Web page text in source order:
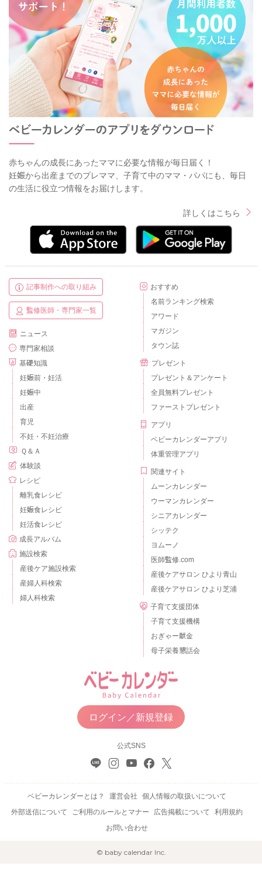
赤ちゃんの成長にあったママに必要な情報が毎日届く！
妊娠から出産までのプレママ、子育て中のママ・パパにも、毎日
の生活に役立つ情報をお届けします。
詳しくはこちら
記事制作への取り組み
監修医師・専門家一覧
ニュース
専門家相談
基礎知識
妊娠前・妊活
妊娠中
出産
育児
不妊・不妊治療
Ｑ＆Ａ
体験談
レシピ
離乳食レシピ
妊娠食レシピ
妊活食レシピ
成長アルバム
施設検索
産後ケア施設検索
産婦人科検索
婦人科検索
おすすめ
名前ランキング検索
アワード
マガジン
タウン誌
プレゼント
プレゼント＆アンケート
全員無料プレゼント
ファーストプレゼント
アプリ
ベビーカレンダーアプリ
体重管理アプリ
関連サイト
ムーンカレンダー
ウーマンカレンダー
シニアカレンダー
シッテク
ヨムーノ
医師監修.com
産後ケアサロン ひより青山
産後ケアサロン ひより芝浦
子育て支援団体
子育て支援機構
おぎゃー献金
母子栄養懇話会
ログイン／新規登録
公式SNS
ベビーカレンダーとは？ 運営会社
個人情報の取扱いについて
外部送信について
ご利用のルールとマナー 広告掲載について
利用規約
お問い合わせ
© baby calendar Inc.